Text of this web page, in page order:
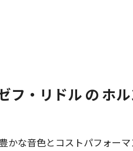
フ・リドル の ホ
かな音色とコストパフォー